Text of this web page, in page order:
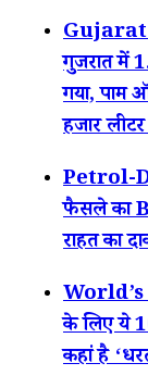
Gujarat
गुजरात में
गया, पाम
हजार
Petrol-
फैसले का
राहत का
World’s
के लिए ये
कहां है